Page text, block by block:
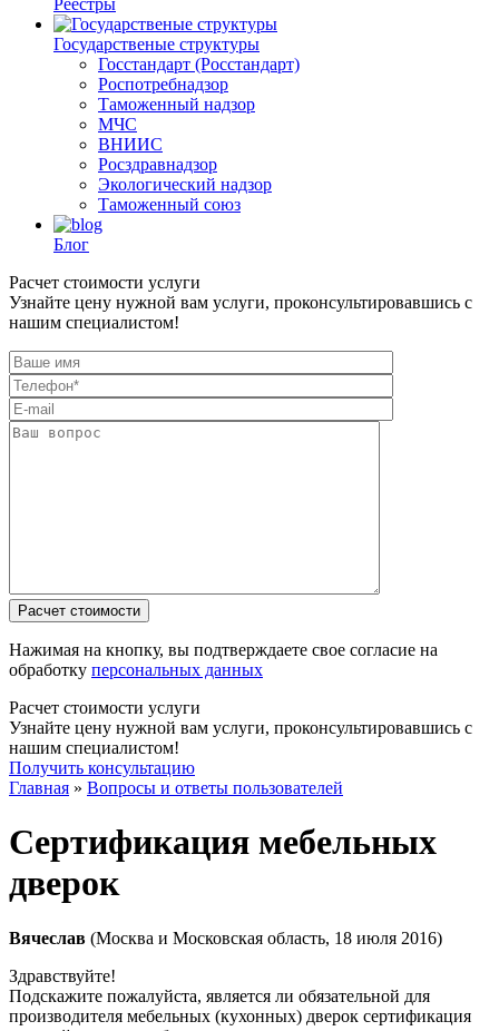
Реестры
Государственые структуры
Госстандарт (Росстандарт)
Роспотребнадзор
Таможенный надзор
МЧС
ВНИИС
Росздравнадзор
Экологический надзор
Таможенный союз
Блог
Расчет стоимости услуги
Узнайте цену нужной вам услуги, проконсультировавшись с
нашим специалистом!
Нажимая на кнопку, вы подтверждаете свое согласие на
обработку персональных данных
Расчет стоимости услуги
Узнайте цену нужной вам услуги, проконсультировавшись с
нашим специалистом!
Получить консультацию
Главная » Вопросы и ответы пользователей
Сертификация мебельных
дверок
Вячеслав (Москва и Московская область, 18 июля 2016)
Здравствуйте!
Подскажите пожалуйста, является ли обязательной для
производителя мебельных (кухонных) дверок сертификация